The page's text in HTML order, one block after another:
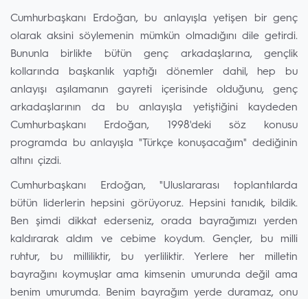
Cumhurbaşkanı Erdoğan, bu anlayışla yetişen bir genç
olarak aksini söylemenin mümkün olmadığını dile getirdi.
Bununla birlikte bütün genç arkadaşlarına, gençlik
kollarında başkanlık yaptığı dönemler dahil, hep bu
anlayışı aşılamanın gayreti içerisinde olduğunu, genç
arkadaşlarının da bu anlayışla yetiştiğini kaydeden
Cumhurbaşkanı Erdoğan, 1998'deki söz konusu
programda bu anlayışla "Türkçe konuşacağım" dediğinin
altını çizdi.
Cumhurbaşkanı Erdoğan, "Uluslararası toplantılarda
bütün liderlerin hepsini görüyoruz. Hepsini tanıdık, bildik.
Ben şimdi dikkat ederseniz, orada bayrağımızı yerden
kaldırarak aldım ve cebime koydum. Gençler, bu milli
ruhtur, bu milliliktir, bu yerliliktir. Yerlere her milletin
bayrağını koymuşlar ama kimsenin umurunda değil ama
benim umurumda. Benim bayrağım yerde duramaz, onu